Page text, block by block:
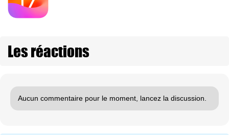
Les réactions
Aucun commentaire pour le moment, lancez la discussion.